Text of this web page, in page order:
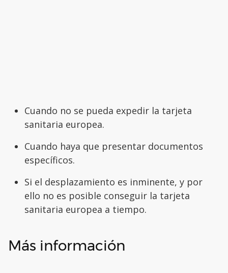
Cuando no se pueda expedir la tarjeta
sanitaria europea.
Cuando haya que presentar documentos
específicos.
Si el desplazamiento es inminente, y por
ello no es posible conseguir la tarjeta
sanitaria europea a tiempo.
Más información